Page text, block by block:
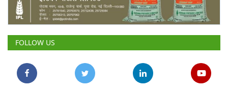
Gallery
National
Latest News
FOLLOW US